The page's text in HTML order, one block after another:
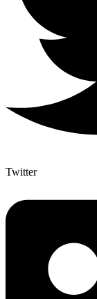
Twitter